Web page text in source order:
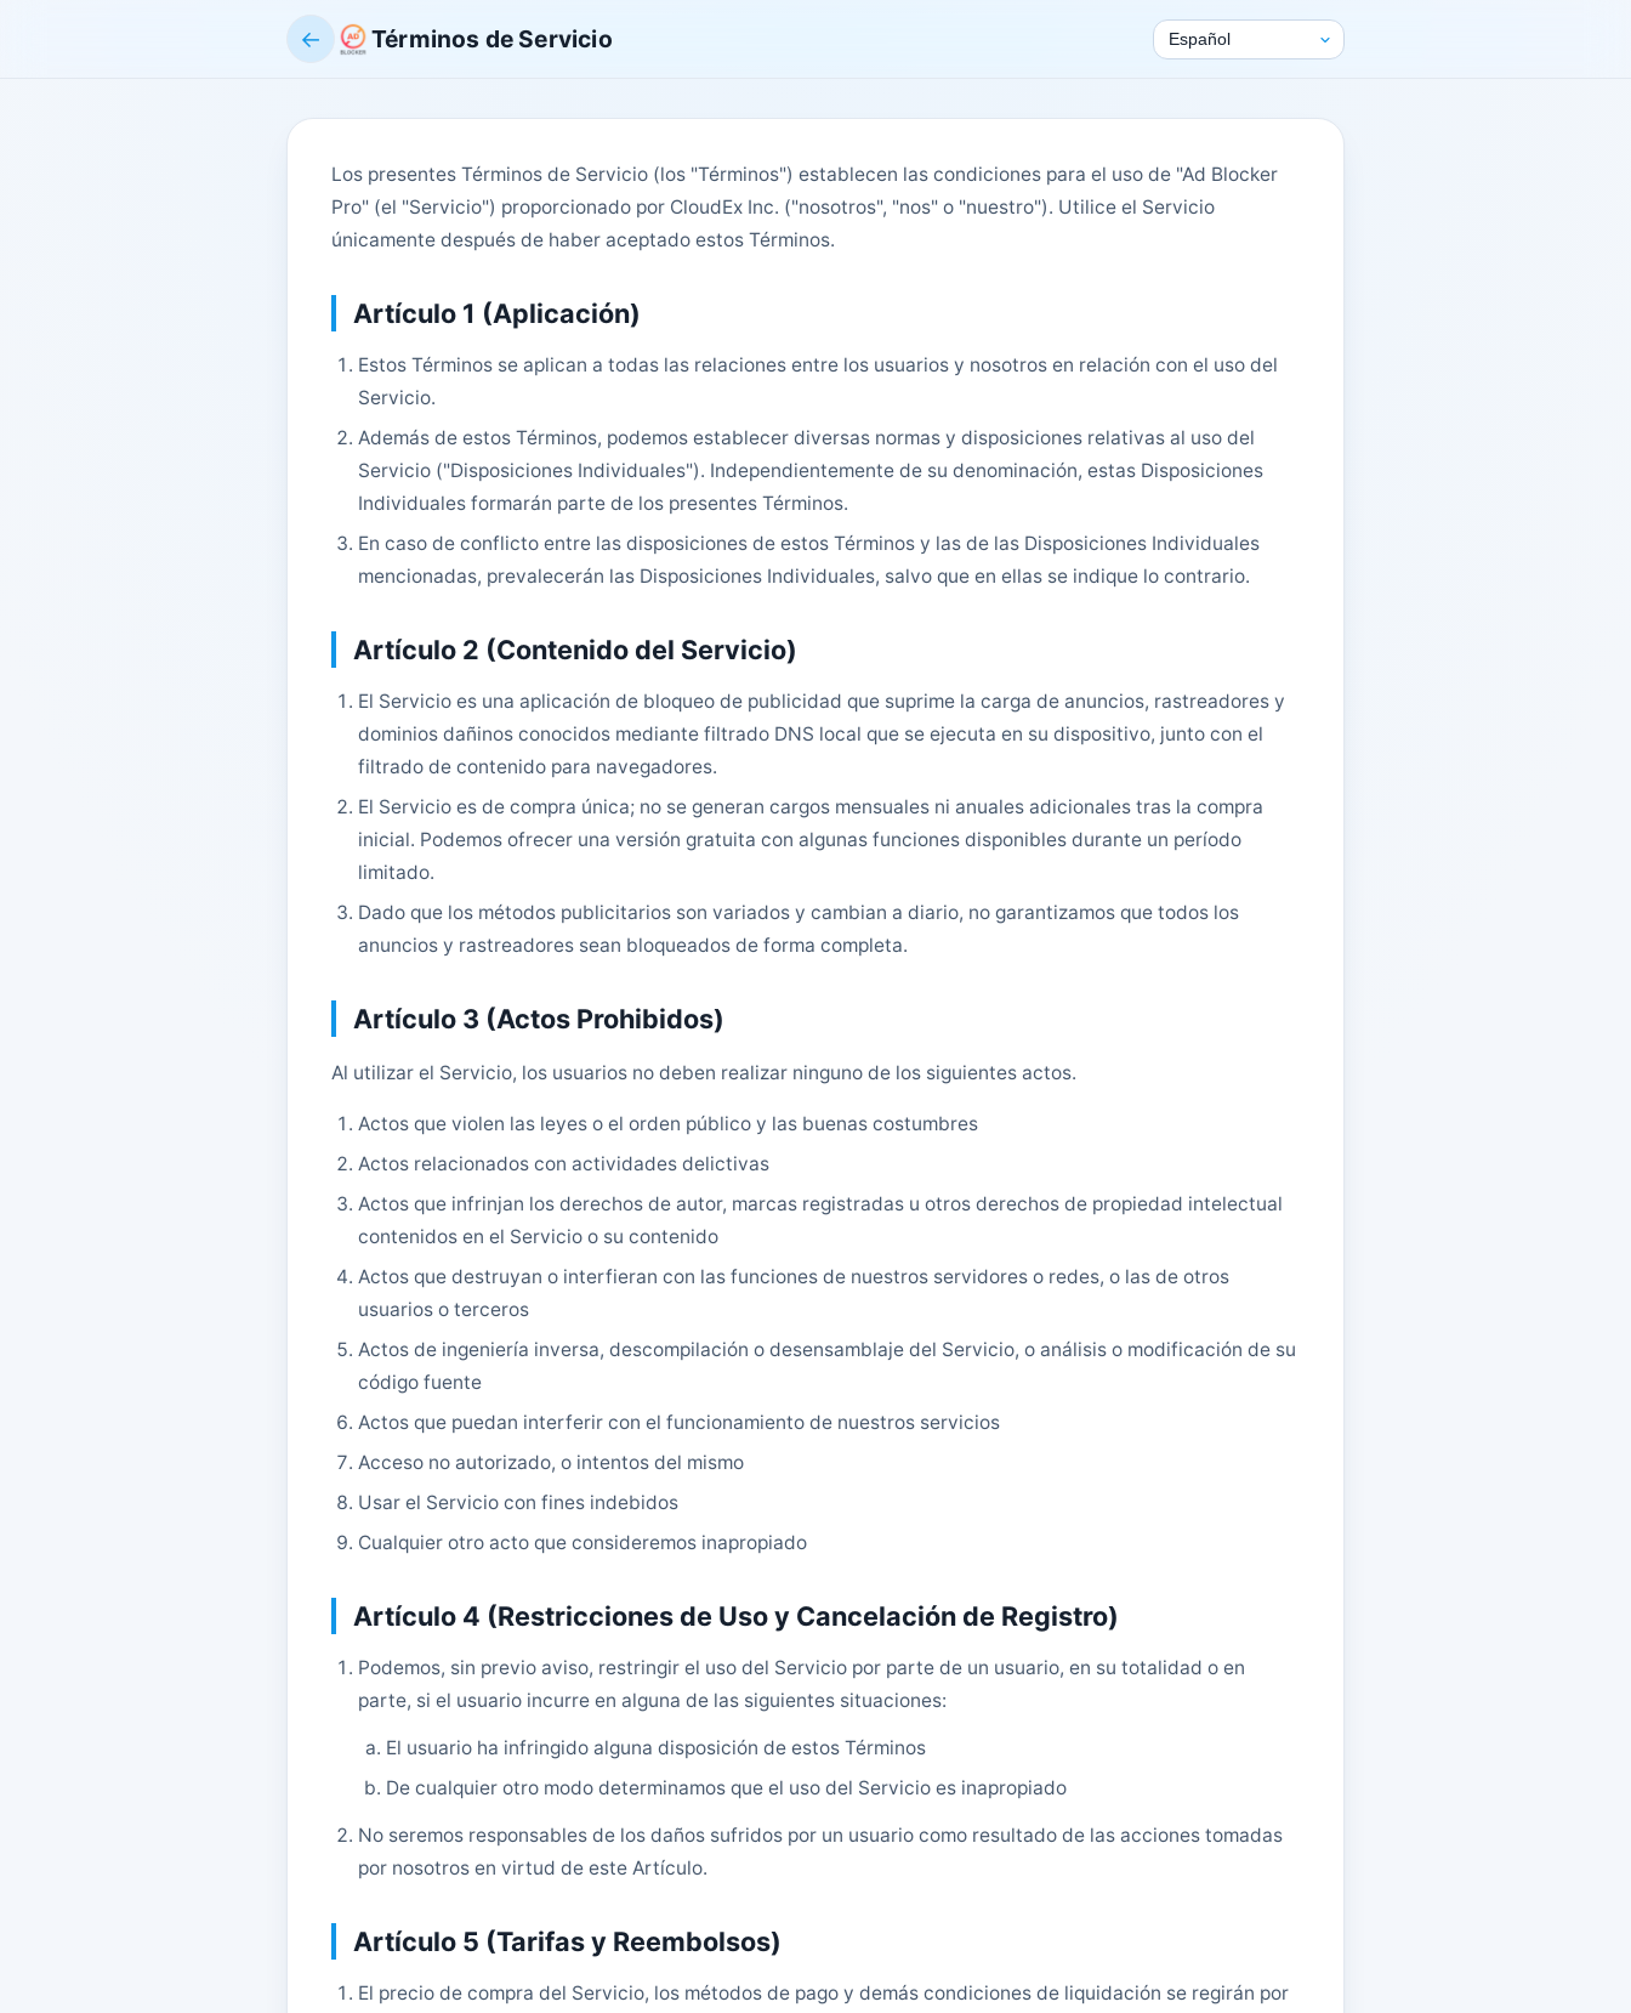
← Términos de Servicio
Los presentes Términos de Servicio (los "Términos") establecen las condiciones para el uso de "Ad Blocker
Pro" (el "Servicio") proporcionado por CloudEx Inc. ("nosotros", "nos" o "nuestro"). Utilice el Servicio
únicamente después de haber aceptado estos Términos.
Artículo 1 (Aplicación)
Estos Términos se aplican a todas las relaciones entre los usuarios y nosotros en relación con el uso del
Servicio.
Además de estos Términos, podemos establecer diversas normas y disposiciones relativas al uso del
Servicio ("Disposiciones Individuales"). Independientemente de su denominación, estas Disposiciones
Individuales formarán parte de los presentes Términos.
En caso de conflicto entre las disposiciones de estos Términos y las de las Disposiciones Individuales
mencionadas, prevalecerán las Disposiciones Individuales, salvo que en ellas se indique lo contrario.
Artículo 2 (Contenido del Servicio)
El Servicio es una aplicación de bloqueo de publicidad que suprime la carga de anuncios, rastreadores y
dominios dañinos conocidos mediante filtrado DNS local que se ejecuta en su dispositivo, junto con el
filtrado de contenido para navegadores.
El Servicio es de compra única; no se generan cargos mensuales ni anuales adicionales tras la compra
inicial. Podemos ofrecer una versión gratuita con algunas funciones disponibles durante un período
limitado.
Dado que los métodos publicitarios son variados y cambian a diario, no garantizamos que todos los
anuncios y rastreadores sean bloqueados de forma completa.
Artículo 3 (Actos Prohibidos)
Al utilizar el Servicio, los usuarios no deben realizar ninguno de los siguientes actos.
Actos que violen las leyes o el orden público y las buenas costumbres
Actos relacionados con actividades delictivas
Actos que infrinjan los derechos de autor, marcas registradas u otros derechos de propiedad intelectual
contenidos en el Servicio o su contenido
Actos que destruyan o interfieran con las funciones de nuestros servidores o redes, o las de otros
usuarios o terceros
Actos de ingeniería inversa, descompilación o desensamblaje del Servicio, o análisis o modificación de su
código fuente
Actos que puedan interferir con el funcionamiento de nuestros servicios
Acceso no autorizado, o intentos del mismo
Usar el Servicio con fines indebidos
Cualquier otro acto que consideremos inapropiado
Artículo 4 (Restricciones de Uso y Cancelación de Registro)
Podemos, sin previo aviso, restringir el uso del Servicio por parte de un usuario, en su totalidad o en
parte, si el usuario incurre en alguna de las siguientes situaciones:
El usuario ha infringido alguna disposición de estos Términos
De cualquier otro modo determinamos que el uso del Servicio es inapropiado
No seremos responsables de los daños sufridos por un usuario como resultado de las acciones tomadas
por nosotros en virtud de este Artículo.
Artículo 5 (Tarifas y Reembolsos)
El precio de compra del Servicio, los métodos de pago y demás condiciones de liquidación se regirán por